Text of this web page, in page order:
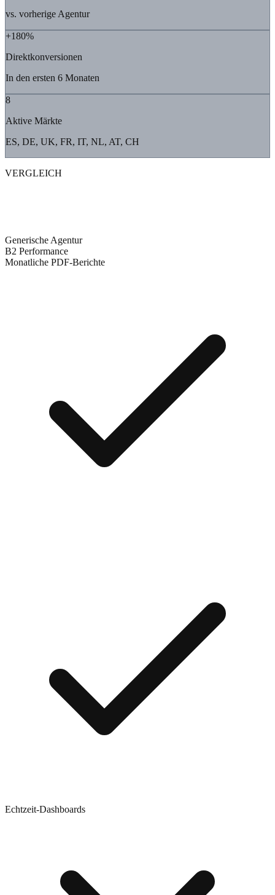
vs. vorherige Agentur
+180%
Direktkonversionen
In den ersten 6 Monaten
8
Aktive Märkte
ES, DE, UK, FR, IT, NL, AT, CH
VERGLEICH
Generische Agentur
B2 Performance
Monatliche PDF-Berichte
Echtzeit-Dashboards